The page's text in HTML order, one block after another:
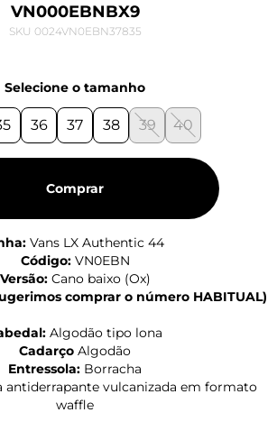
VN000EBNBX9
SKU 0024VN0EBN37835
Selecione o tamanho
36 37 38 39 40
Comprar
Vans LX Authentic 44
Código:VN0EBN
Versão:Cano baixo (Ox)
comprar o número HABITUAL)
Algodão tipo lona
Cadarço Algodão
Entressola: Borracha
antiderrapante vulcanizada em formato
waffle